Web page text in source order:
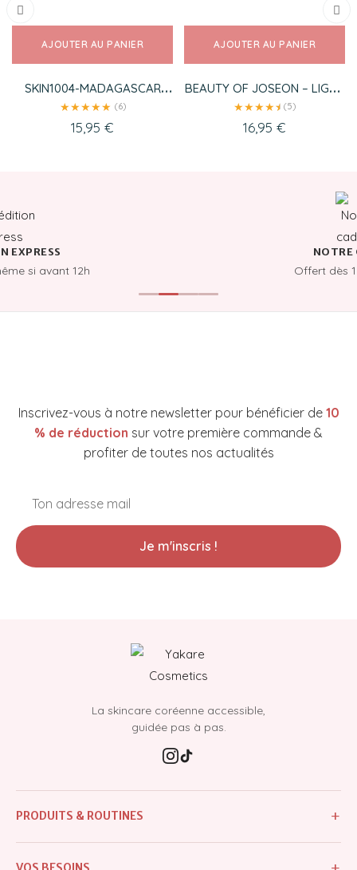
AJOUTER AU PANIER
SKIN1004-MADAGASCAR
CENTELLA AMPOULE 55ML
★★★★★ (6)
15,95 €
AJOUTER AU PANIER
BEAUTY OF JOSEON – LIGHT
ON SERUM CENTELLA + VITA
C
★★★★★
★(5)
16,95 €
EXPRESS
si avant 12h
NOTRE
Offert dès
Inscrivez-vous à notre newsletter pour bénéficier de 10
% de réduction sur votre première commande &
profiter de toutes nos actualités
Je m'inscris !
La skincare coréenne accessible,
guidée pas à pas.
PRODUITS & ROUTINES +